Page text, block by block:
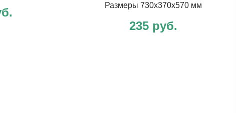
Размеры 730х370х570 мм
235 руб.